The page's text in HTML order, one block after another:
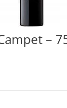
–